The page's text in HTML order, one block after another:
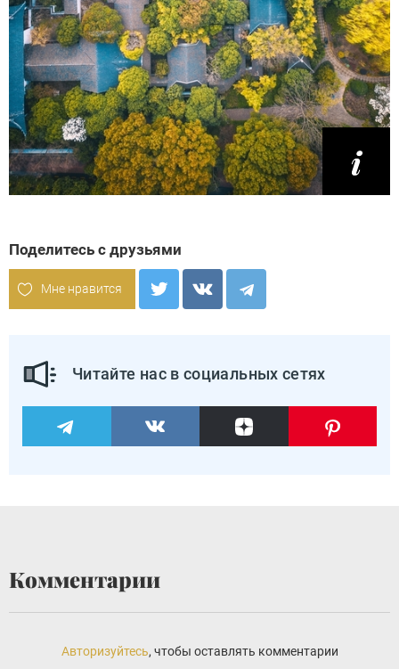
Поделитесь с друзьями
Мне нравится
Читайте нас в социальных сетях
Комментарии
Авторизуйтесь, чтобы оставлять комментарии